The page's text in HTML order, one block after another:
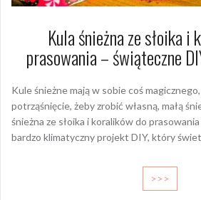
Kula śnieżna ze słoika i
prasowania – świąteczne
Kule śnieżne mają w sobie coś
potrząśnięcie, żeby zrobić własną, małą
śnieżna ze słoika i koralików do
bardzo klimatyczny projekt DIY, który
>>>